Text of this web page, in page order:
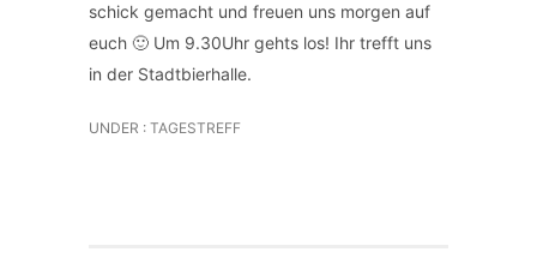
schick gemacht und freuen uns morgen auf
euch 🙂 Um 9.30Uhr gehts los! Ihr trefft uns
in der Stadtbierhalle.
UNDER : TAGESTREFF